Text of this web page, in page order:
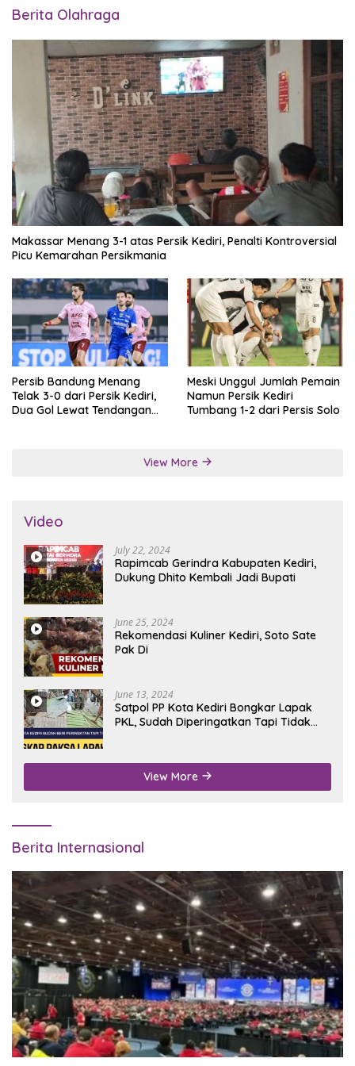
Berita Olahraga
Makassar Menang 3-1 atas Persik Kediri, Penalti Kontroversial
Picu Kemarahan Persikmania
Persib Bandung Menang
Telak 3-0 dari Persik Kediri,
Dua Gol Lewat Tendangan
Meski Unggul Jumlah Pemain
Namun Persik Kediri
Tumbang 1-2 dari Persis Solo
View More
Video
July 22, 2024
Rapimcab Gerindra Kabupaten Kediri,
Dukung Dhito Kembali Jadi Bupati
June 25, 2024
Rekomendasi Kuliner Kediri, Soto Sate
Pak Di
June 13, 2024
Satpol PP Kota Kediri Bongkar Lapak
PKL, Sudah Diperingatkan Tapi Tidak
View More
Berita Internasional